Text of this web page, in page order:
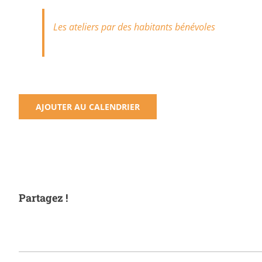
Les ateliers par des habitants bénévoles
AJOUTER AU CALENDRIER
Partagez !